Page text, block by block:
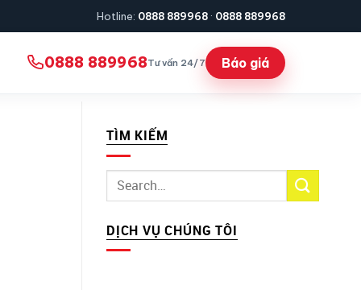
Hotline: 0888 889968 · 0888 889968
0888 889968Tư vấn 24/7 Báo giá
TÌM KIẾM
DỊCH VỤ CHÚNG TÔI